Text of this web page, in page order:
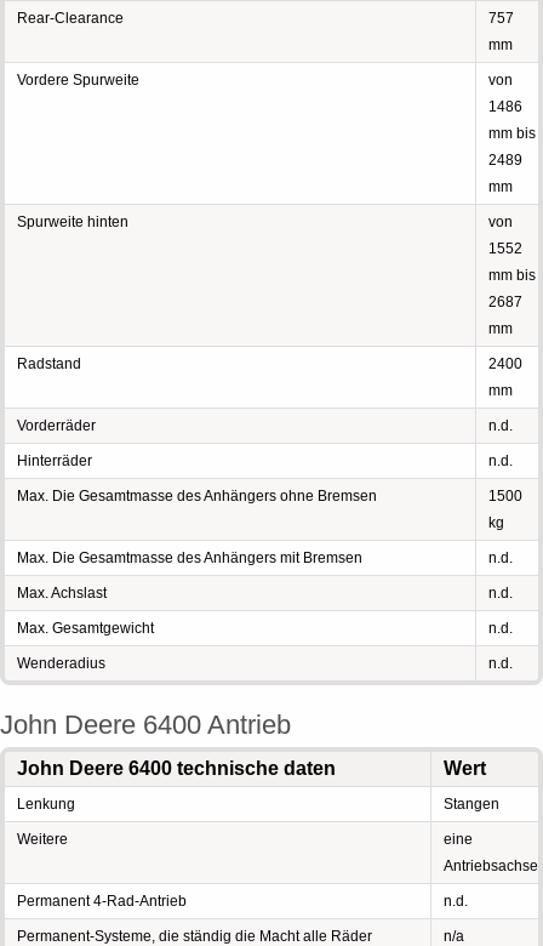
Rear-Clearance
757
mm
Vordere Spurweite
von
1486
mm bis
2489
mm
Spurweite hinten
von
1552
mm bis
2687
mm
Radstand
2400
mm
Vorderräder n.d.
Hinterräder n.d.
Max. Die Gesamtmasse des Anhängers ohne Bremsen
1500
kg
Max. Die Gesamtmasse des Anhängers mit Bremsen n.d.
Max. Achslast n.d.
Max. Gesamtgewicht n.d.
Wenderadius n.d.
John Deere 6400 Antrieb
John Deere 6400 technische daten Wert
Lenkung Stangen
Weitere
eine
Antriebsachse
Permanent 4-Rad-Antrieb n.d.
Permanent-Systeme, die ständig die Macht alle Räder n/a